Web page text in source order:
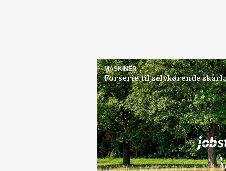
MASKINER
Forserie til selvkørende
Jobsi samarbejde med